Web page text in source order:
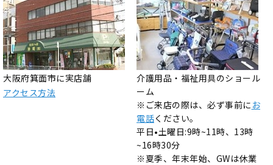
大阪府箕面市に実店舗
アクセス方法
介護用品・福祉用具のショール
ーム
※ご来店の際は、必ず事前に お
電話ください。
平日•土曜日:9時~11時、13時
~16時30分
※夏季、年末年始、GWは休業